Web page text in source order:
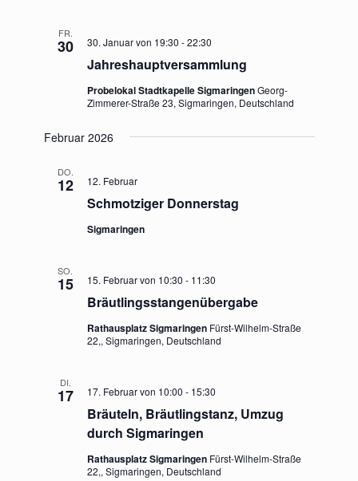
FR.
30
Jahreshauptversammlung
30. Januar von 19:30 -22:30
Probelokal Stadtkapelle SigmaringenGeorg-
Zimmerer-Straße 23, Sigmaringen, Deutschland
Februar 2026
DO.
12
Schmotziger Donnerstag
12. Februar
Sigmaringen
SO.
15
Bräutlingsstangenübergabe
15. Februar von 10:30 - 11:30
Rathausplatz Sigmaringen Fürst-Wilhelm-Straße
22,, Sigmaringen, Deutschland
DI.
17
Bräuteln, Bräutlingstanz, Umzug
durch Sigmaringen
17. Februar von 10:00 - 15:30
Rathausplatz Sigmaringen Fürst-Wilhelm-Straße
22,, Sigmaringen, Deutschland